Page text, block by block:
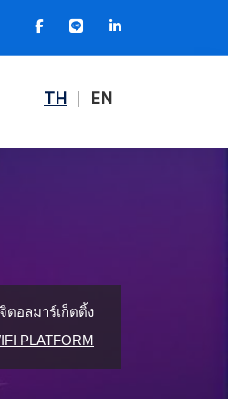
TH | EN
ตอลมาร์เก็ตติ้ง
PLATFORM